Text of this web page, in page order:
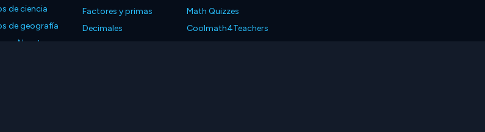
de ciencia
de geografía
Nuestras
Factores y primas
Decimales
Math Quizzes
Coolmath4Teachers